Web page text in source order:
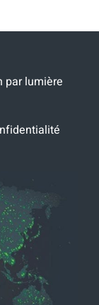
par lumière